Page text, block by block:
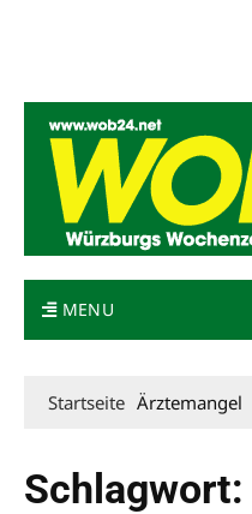
MENU
Startseite Ärztemangel
Schlagwort: